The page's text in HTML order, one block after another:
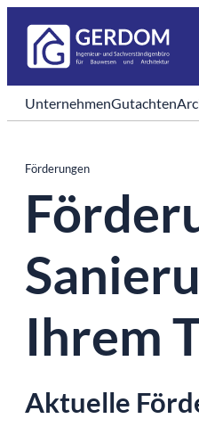
UnternehmenGutachten
Förderungen
Ihrem
Aktuelle